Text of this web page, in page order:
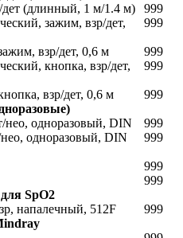
(длинный, 1 м/1.4 м)
999
зажим, взр/дет,
999
взр/дет, 0,6 м
999
кнопка, взр/дет,
999
взр/дет, 0,6 м
999
нео, одноразовый, DIN
999
одноразовый, DIN
999
999
999
SpO2
напалечный, 512F
999